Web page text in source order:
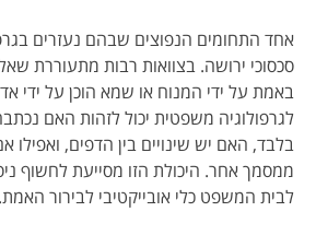
אחד התחומים הנפוצים שבהם נעזרים
סכסוכי ירושה. בצוואות רבות מתעוררת
באמת על ידי המנוח או שמא הוכן על ידי
לגרפולוגיה משפטית יכול לזהות האם
בלבד, האם יש שינויים בין הדפים,
ממסמך אחר. היכולת הזו מסייעת לחשוף
לבית המשפט כלי אובייקטיבי לבירור האמת.